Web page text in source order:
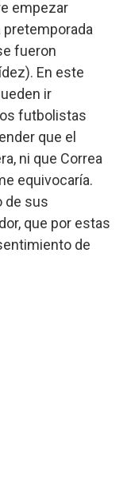
empezar
pretemporada
fueron
En este
ir
futbolistas
que el
ni que Correa
equivocaría.
de sus
que por estas
de